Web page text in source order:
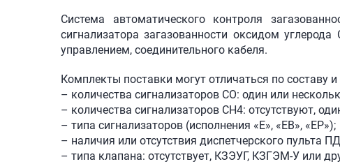
Система автоматического контроля
сигнализатора загазованности оксидом
управлением, соединительного кабеля.
Комплекты поставки могут отличаться по составу
– количества сигнализаторов СО: один или
– количества сигнализаторов СН4: отсутствуют,
– типа сигнализаторов (исполнения «Е», «ЕВ», «ЕР»);
– наличия или отсутствия диспетчерского пульта
– типа клапана: отсутствует, КЗЭУГ, КЗГЭМ-У или